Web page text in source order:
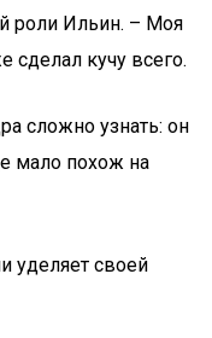
роли Ильин. – Моя
сделал кучу всего.
сложно узнать: он
мало похож на
уделяет своей